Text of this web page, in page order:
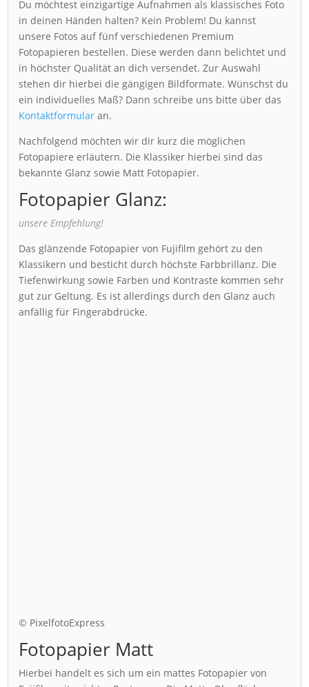
Du möchtest einzigartige Aufnahmen als klassisches Foto
in deinen Händen halten? Kein Problem! Du kannst
unsere Fotos auf fünf verschiedenen Premium
Fotopapieren bestellen. Diese werden dann belichtet und
in höchster Qualität an dich versendet. Zur Auswahl
stehen dir hierbei die gängigen Bildformate. Wünschst du
ein individuelles Maß? Dann schreibe uns bitte über das
Kontaktformular an.
Nachfolgend möchten wir dir kurz die möglichen
Fotopapiere erläutern. Die Klassiker hierbei sind das
bekannte Glanz sowie Matt Fotopapier.
Fotopapier Glanz:
unsere Empfehlung!
Das glänzende Fotopapier von Fujifilm gehört zu den
Klassikern und besticht durch höchste Farbbrillanz. Die
Tiefenwirkung sowie Farben und Kontraste kommen sehr
gut zur Geltung. Es ist allerdings durch den Glanz auch
anfällig für Fingerabdrücke.
© PixelfotoExpress
Fotopapier Matt
Hierbei handelt es sich um ein mattes Fotopapier von